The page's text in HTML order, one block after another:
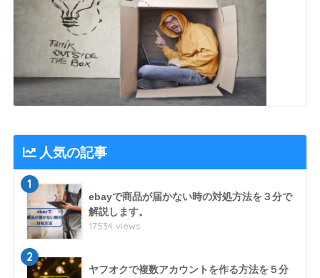
人気の記事
1
ebayで商品が届かない時の対処方法を３分で
解説します。
17534 views
2
ヤフオクで複数アカウントを作る方法を５分